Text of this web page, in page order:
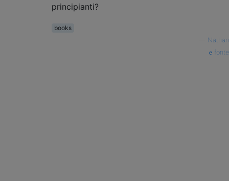
principianti?
books
Nathan
fonte